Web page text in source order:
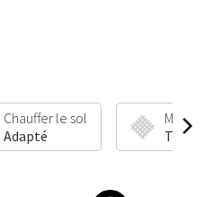
Chauffer le sol
Adapté
Tissé à